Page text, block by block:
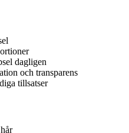
dagligen
och transparens
tillsatser